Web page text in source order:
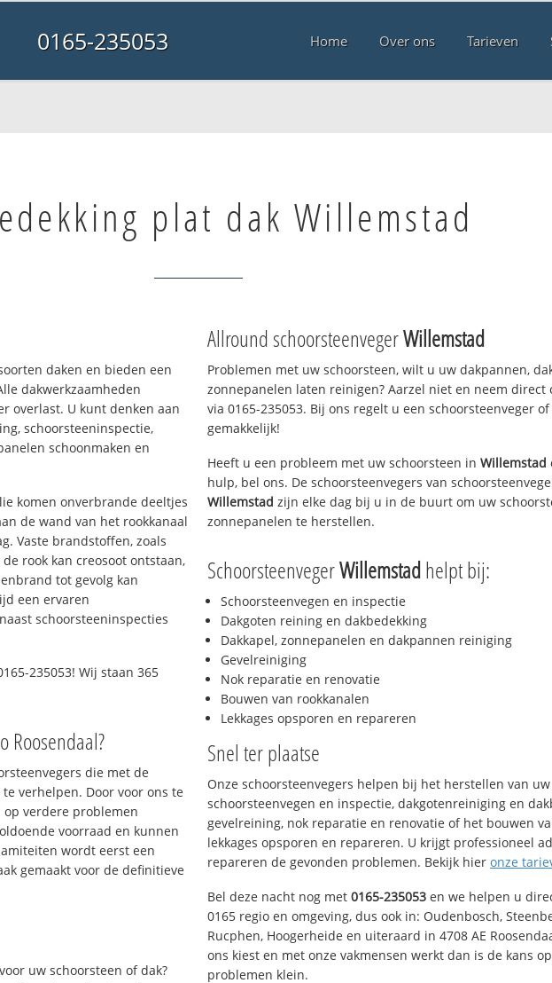
0165-235053 Home Over ons Tarieven
plat dak Willemstad
daken en bieden een
dakwerkzaamheden
overlast. U kunt denken aan
schoorsteeninspectie,
schoonmaken en
komen onverbrande deeltjes
de wand van het rookkanaal
Vaste brandstoffen, zoals
rook kan creosoot ontstaan,
tot gevolg kan
een ervaren
schoorsteeninspecties
235053! Wij staan 365
Roosendaal?
die met de
verhelpen. Door voor ons te
op verdere problemen
voorraad en kunnen
wordt eerst een
gemaakt voor de definitieve
uw schoorsteen of dak?
Allround schoorsteenvegerWillemstad
Problemen met uw schoorsteen, wilt u uw dakpannen,
zonnepanelen laten reinigen? Aarzel niet en neem direct
via 0165-235053. Bij ons regelt u een schoorsteenveger
gemakkelijk!
Heeft u een probleem met uw schoorsteen in Willemstad
hulp, bel ons. De schoorsteenvegers van
Willemstad zijn elke dag bij u in de buurt om uw
zonnepanelen te herstellen.
SchoorsteenvegerWillemstadhelpt bij:
Schoorsteenvegen en inspectie
Dakgoten reining en dakbedekking
Dakkapel, zonnepanelen en dakpannen reiniging
Gevelreiniging
Nok reparatie en renovatie
Bouwen van rookkanalen
Lekkages opsporen en repareren
Snel ter plaatse
Onze schoorsteenvegers helpen bij het herstellen van uw
schoorsteenvegen en inspectie, dakgotenreiniging en
gevelreining, nok reparatie en renovatie of het bouwen
lekkages opsporen en repareren. U krijgt professioneel
repareren de gevonden problemen. Bekijk hier onze
Bel deze nacht nog met 0165-235053 en we helpen u
0165 regio en omgeving, dus ook in: Oudenbosch,
Rucphen, Hoogerheide en uiteraard in 4708 AE
ons kiest en met onze vakmensen werkt dan is de kans
problemen klein.